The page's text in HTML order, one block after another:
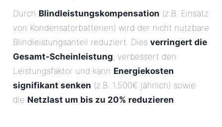
Durch Blindleistungskompensation (z.B. Einsatz
von Kondensatorbatterien) wird der nicht nutzbare
Blindleistungsanteil reduziert. Dies verringert die
Gesamt-Scheinleistung, verbessert den
Leistungsfaktor und kann Energiekosten
signifikant senken (z.B. 1.500€ jährlich) sowie
die Netzlast um bis zu 20% reduzieren.